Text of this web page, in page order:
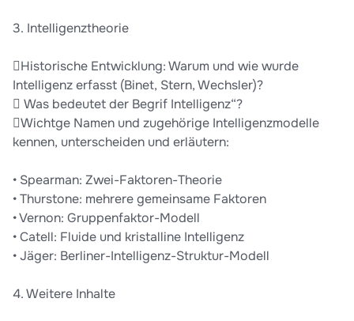
3. Intelligenztheorie
Historische Entwicklung: Warum und wie wurde
Intelligenz erfasst (Binet, Stern, Wechsler)?
 Was bedeutet der Begrif Intelligenz“?
Wichtge Namen und zugehörige Intelligenzmodelle
kennen, unterscheiden und erläutern:
• Spearman: Zwei-Faktoren-Theorie
• Thurstone: mehrere gemeinsame Faktoren
• Vernon: Gruppenfaktor-Modell
• Catell: Fluide und kristalline Intelligenz
• Jäger: Berliner-Intelligenz-Struktur-Modell
4. Weitere Inhalte